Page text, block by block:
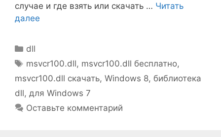
случае и где взять или скачать … Читать
далее
Рубрики
dll
Метки
msvcr100.dll, msvcr100.dll бесплатно,
msvcr100.dll скачать, Windows 8, библиотека
dll, для Windows 7
Оставьте комментарий